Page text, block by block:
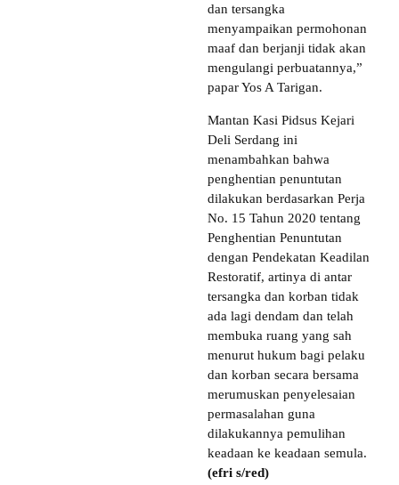
dan tersangka
menyampaikan permohonan
maaf dan berjanji tidak akan
mengulangi perbuatannya,”
papar Yos A Tarigan.
Mantan Kasi Pidsus Kejari
Deli Serdang ini
menambahkan bahwa
penghentian penuntutan
dilakukan berdasarkan Perja
No. 15 Tahun 2020 tentang
Penghentian Penuntutan
dengan Pendekatan Keadilan
Restoratif, artinya di antar
tersangka dan korban tidak
ada lagi dendam dan telah
membuka ruang yang sah
menurut hukum bagi pelaku
dan korban secara bersama
merumuskan penyelesaian
permasalahan guna
dilakukannya pemulihan
keadaan ke keadaan semula.
(efri s/red)